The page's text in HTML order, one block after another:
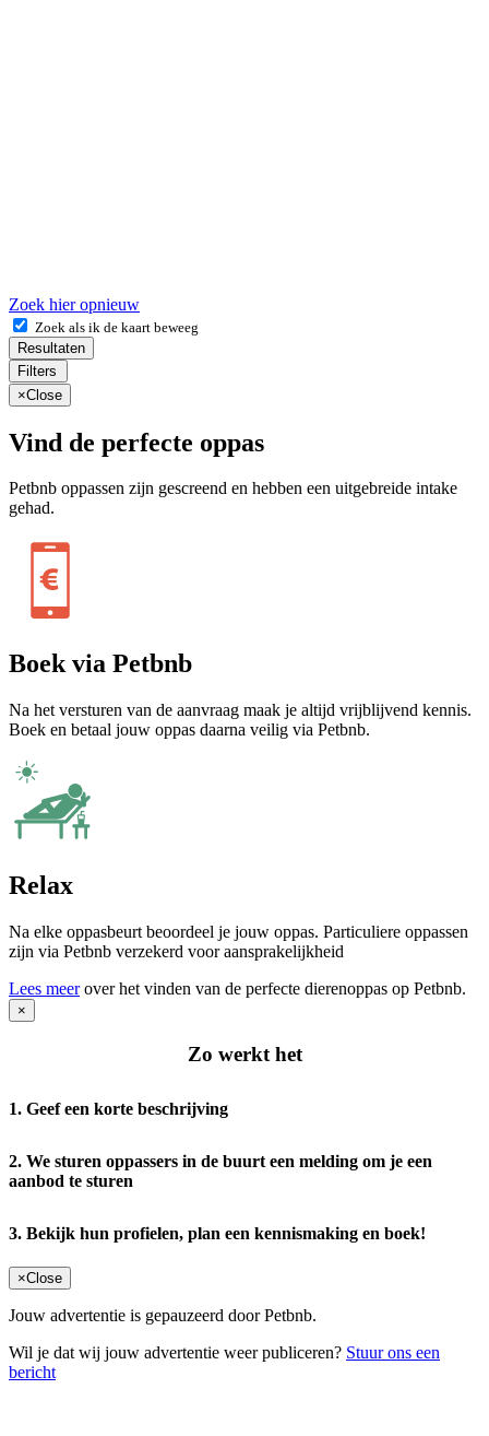
Zoek hier opnieuw
Zoek als ik de kaart beweeg
Resultaten
Filters
×Close
Vind de perfecte oppas
Petbnb oppassen zijn gescreend en hebben een uitgebreide intake
gehad.
Boek via Petbnb
Na het versturen van de aanvraag maak je altijd vrijblijvend kennis.
Boek en betaal jouw oppas daarna veilig via Petbnb.
Relax
Na elke oppasbeurt beoordeel je jouw oppas. Particuliere oppassen
zijn via Petbnb verzekerd voor aansprakelijkheid
Lees meerover het vinden van de perfecte dierenoppas op Petbnb.
×
Zo werkt het
1. Geef een korte beschrijving
2. We sturen oppassers in de buurt een melding om je een
aanbod te sturen
3. Bekijk hun profielen, plan een kennismaking en boek!
×Close
Jouw advertentie is gepauzeerd door Petbnb.
Wil je dat wij jouw advertentie weer publiceren? Stuur ons een
bericht